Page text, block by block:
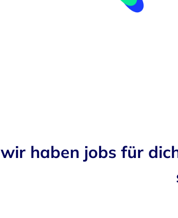
wir haben jobs für